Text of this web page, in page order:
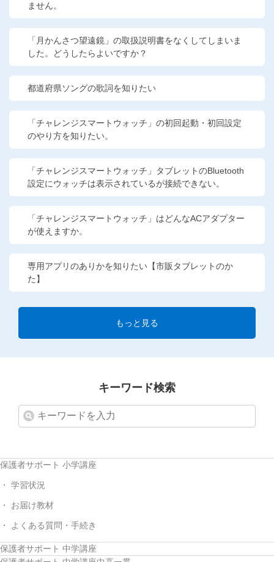
ません。
「月かんさつ望遠鏡」の取扱説明書をなくしてしまいま
した。どうしたらよいですか？
都道府県ソングの歌詞を知りたい
「チャレンジスマートウォッチ」の初回起動・初回設定
のやり方を知りたい。
「チャレンジスマートウォッチ」タブレットのBluetooth
設定にウォッチは表示されているが接続できない。
「チャレンジスマートウォッチ」はどんなACアダプター
が使えますか。
専用アプリのありかを知りたい【市販タブレットのか
た】
もっと見る
キーワード検索
保護者サポート 小学講座
学習状況
お届け教材
よくある質問・手続き
保護者サポート 中学講座